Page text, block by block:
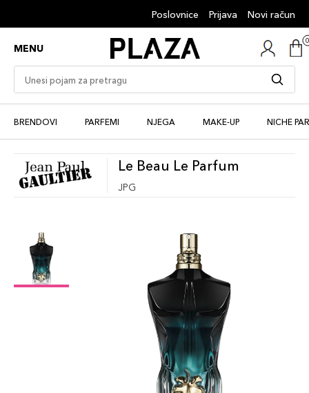
Poslovnice Prijava Novi račun
MENU
BRENDOVI PARFEMI NJEGA MAKE-UP NICHE
Le Beau Le Parfum
JPG